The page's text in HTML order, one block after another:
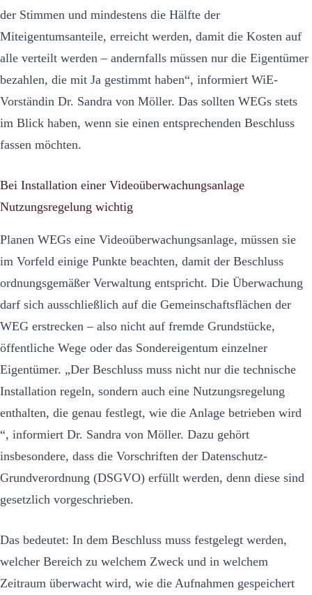
der Stimmen und mindestens die Hälfte der
Miteigentumsanteile, erreicht werden, damit die Kosten auf
alle verteilt werden – andernfalls müssen nur die Eigentümer
bezahlen, die mit Ja gestimmt haben“, informiert WiE-
Vorständin Dr. Sandra von Möller. Das sollten WEGs stets
im Blick haben, wenn sie einen entsprechenden Beschluss
fassen möchten.
Bei Installation einer Videoüberwachungsanlage
Nutzungsregelung wichtig
Planen WEGs eine Videoüberwachungsanlage, müssen sie
im Vorfeld einige Punkte beachten, damit der Beschluss
ordnungsgemäßer Verwaltung entspricht. Die Überwachung
darf sich ausschließlich auf die Gemeinschaftsflächen der
WEG erstrecken – also nicht auf fremde Grundstücke,
öffentliche Wege oder das Sondereigentum einzelner
Eigentümer. „Der Beschluss muss nicht nur die technische
Installation regeln, sondern auch eine Nutzungsregelung
enthalten, die genau festlegt, wie die Anlage betrieben wird
­“, informiert Dr. Sandra von Möller. Dazu gehört
insbesondere, dass die Vorschriften der Datenschutz-
Grundverordnung (DSGVO) erfüllt werden, denn diese sind
gesetzlich vorgeschrieben.
Das bedeutet: In dem Beschluss muss festgelegt werden,
welcher Bereich zu welchem Zweck und in welchem
Zeitraum überwacht wird, wie die Aufnahmen gespeichert